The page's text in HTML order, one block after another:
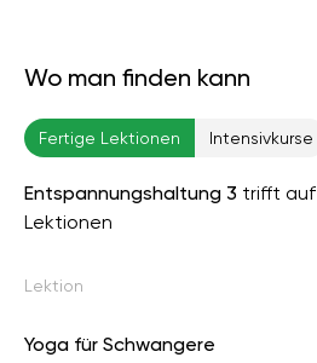
Wo man finden kann
Fertige Lektionen Intensivkurse
Entspannungshaltung 3 trifft auf
Lektionen
Lektion
Yoga für Schwangere